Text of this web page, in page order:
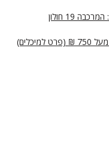
19 חולון